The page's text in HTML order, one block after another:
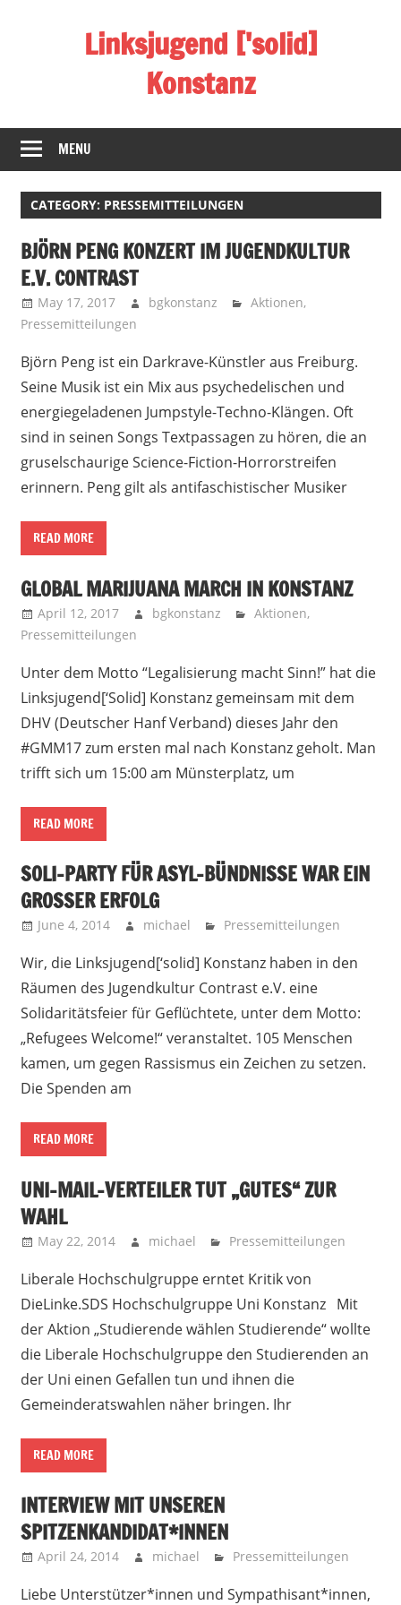
Linksjugend ['solid]
Konstanz
Politik
wo
Urlaub
MENU
CATEGORY: PRESSEMITTEILUNGEN
BJÖRN PENG KONZERT IM JUGENDKULTUR
E.V. CONTRAST
May 17, 2017 bgkonstanz Aktionen,
Pressemitteilungen
Björn Peng ist ein Darkrave-Künstler aus Freiburg.
Seine Musik ist ein Mix aus psychedelischen und
energiegeladenen Jumpstyle-Techno-Klängen. Oft
sind in seinen Songs Textpassagen zu hören, die an
gruselschaurige Science-Fiction-Horrorstreifen
erinnern. Peng gilt als antifaschistischer Musiker
READ MORE
GLOBAL MARIJUANA MARCH IN KONSTANZ
April 12, 2017 bgkonstanz Aktionen,
Pressemitteilungen
Unter dem Motto “Legalisierung macht Sinn!” hat die
Linksjugend[‘Solid] Konstanz gemeinsam mit dem
DHV (Deutscher Hanf Verband) dieses Jahr den
#GMM17 zum ersten mal nach Konstanz geholt. Man
trifft sich um 15:00 am Münsterplatz, um
READ MORE
SOLI-PARTY FÜR ASYL-BÜNDNISSE WAR EIN
GROSSER ERFOLG
June 4, 2014 michael Pressemitteilungen
Wir, die Linksjugend[‘solid] Konstanz haben in den
Räumen des Jugendkultur Contrast e.V. eine
Solidaritätsfeier für Geflüchtete, unter dem Motto:
„Refugees Welcome!“ veranstaltet. 105 Menschen
kamen, um gegen Rassismus ein Zeichen zu setzen.
Die Spenden am
READ MORE
UNI-MAIL-VERTEILER TUT „GUTES“ ZUR
WAHL
May 22, 2014 michael Pressemitteilungen
Liberale Hochschulgruppe erntet Kritik von
DieLinke.SDS Hochschulgruppe Uni Konstanz Mit
der Aktion „Studierende wählen Studierende“ wollte
die Liberale Hochschulgruppe den Studierenden an
der Uni einen Gefallen tun und ihnen die
Gemeinderatswahlen näher bringen. Ihr
READ MORE
INTERVIEW MIT UNSEREN
SPITZENKANDIDAT*INNEN
April 24, 2014 michael Pressemitteilungen
Liebe Unterstützer*innen und Sympathisant*innen,